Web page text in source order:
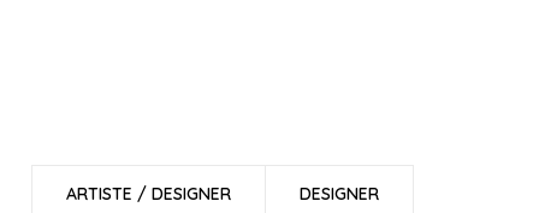
ARTISTE / DESIGNER DESIGNER